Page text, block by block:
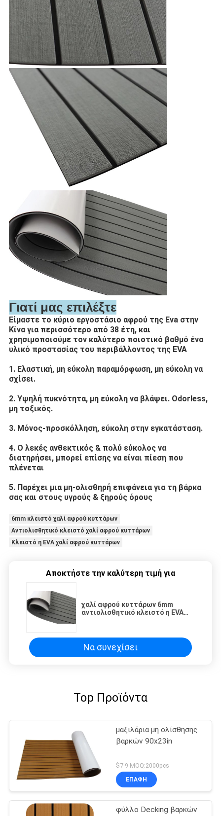
Γιατί μας επιλέξτε
Είμαστε το κύριο εργοστάσιο αφρού της Eva στην
Κίνα για περισσότερο από 38 έτη, και
χρησιμοποιούμε τον καλύτερο ποιοτικό βαθμό ένα
υλικό προστασίας του περιβάλλοντος της EVA
1. Ελαστική, μη εύκολη παραμόρφωση, μη εύκολη να
σχίσει.
2. Υψηλή πυκνότητα, μη εύκολη να βλάψει. Odorless,
μη τοξικός.
3. Μόνος-προσκόλληση, εύκολη στην εγκατάσταση.
4. Ο λεκές ανθεκτικός & πολύ εύκολος να
διατηρήσει, μπορεί επίσης να είναι πίεση που
πλένεται
5. Παρέχει μια μη-ολισθηρή επιφάνεια για τη βάρκα
σας και στους υγρούς & ξηρούς όρους
6mm κλειστό χαλί αφρού κυττάρων
Αντιολισθητικό κλειστό χαλί αφρού κυττάρων
Κλειστό η EVA χαλί αφρού κυττάρων
Αποκτήστε την καλύτερη τιμή για
χαλί αφρού κυττάρων 6mm
αντιολισθητικό κλειστό η EVA
Να συνεχίσει
Top Προϊόντα
μαξιλάρια μη ολίσθησης
βαρκών 90x23in
$7-9 MOQ:2000pcs
ΕΠΑΦΉ
φύλλο Decking βαρκών